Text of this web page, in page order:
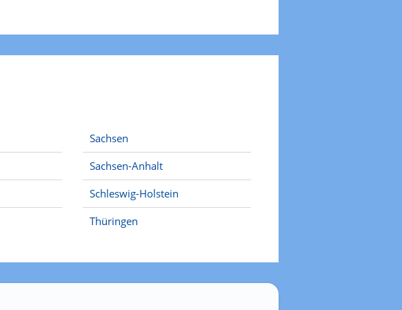
Sachsen
Sachsen-Anhalt
Schleswig-Holstein
Thüringen